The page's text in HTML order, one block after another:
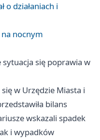
o działaniach i
na nocnym
się poprawia w
w Urzędzie Miasta i
bilans
wskazali spadek
i wypadków